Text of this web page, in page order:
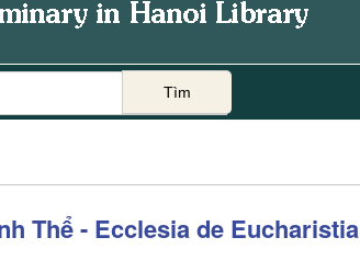
Tìm
Thể - Ecclesia de Eucharistia